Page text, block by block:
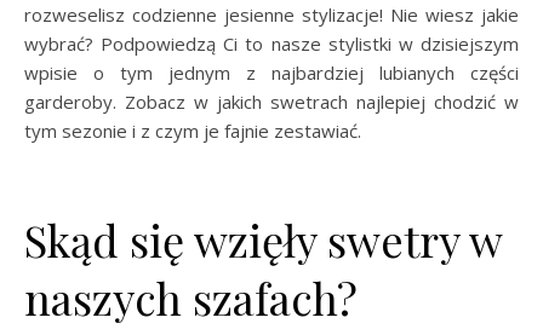
rozweselisz codzienne jesienne stylizacje! Nie wiesz jakie
wybrać? Podpowiedzą Ci to nasze stylistki w dzisiejszym
wpisie o tym jednym z najbardziej lubianych części
garderoby. Zobacz w jakich swetrach najlepiej chodzić w
tym sezonie i z czym je fajnie zestawiać.
Skąd się wzięły swetry w
naszych szafach?